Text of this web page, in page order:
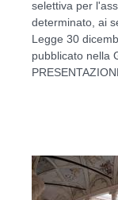
selettiva per
determinato, ai
Legge 30
pubblicato nella